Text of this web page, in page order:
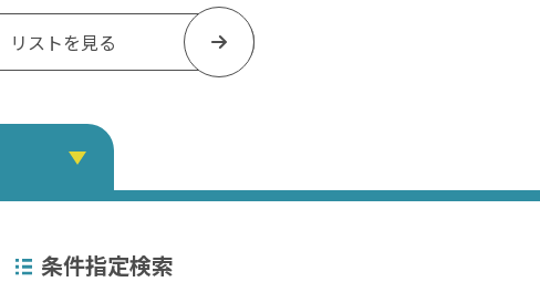
リストを見る
条件指定検索